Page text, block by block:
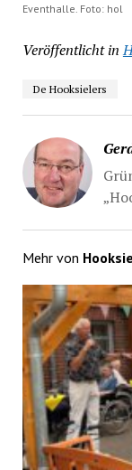
Eventhalle. Foto: hol
Veröffentlicht in
De Hooksielers
Mehr von